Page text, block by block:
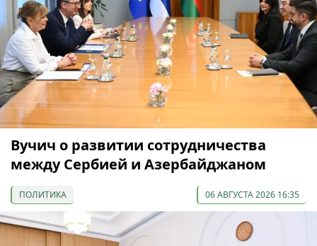
Вучич о развитии сотрудничества
между Сербией и Азербайджаном
ПОЛИТИКА 06 АВГУСТА 2026 16:35